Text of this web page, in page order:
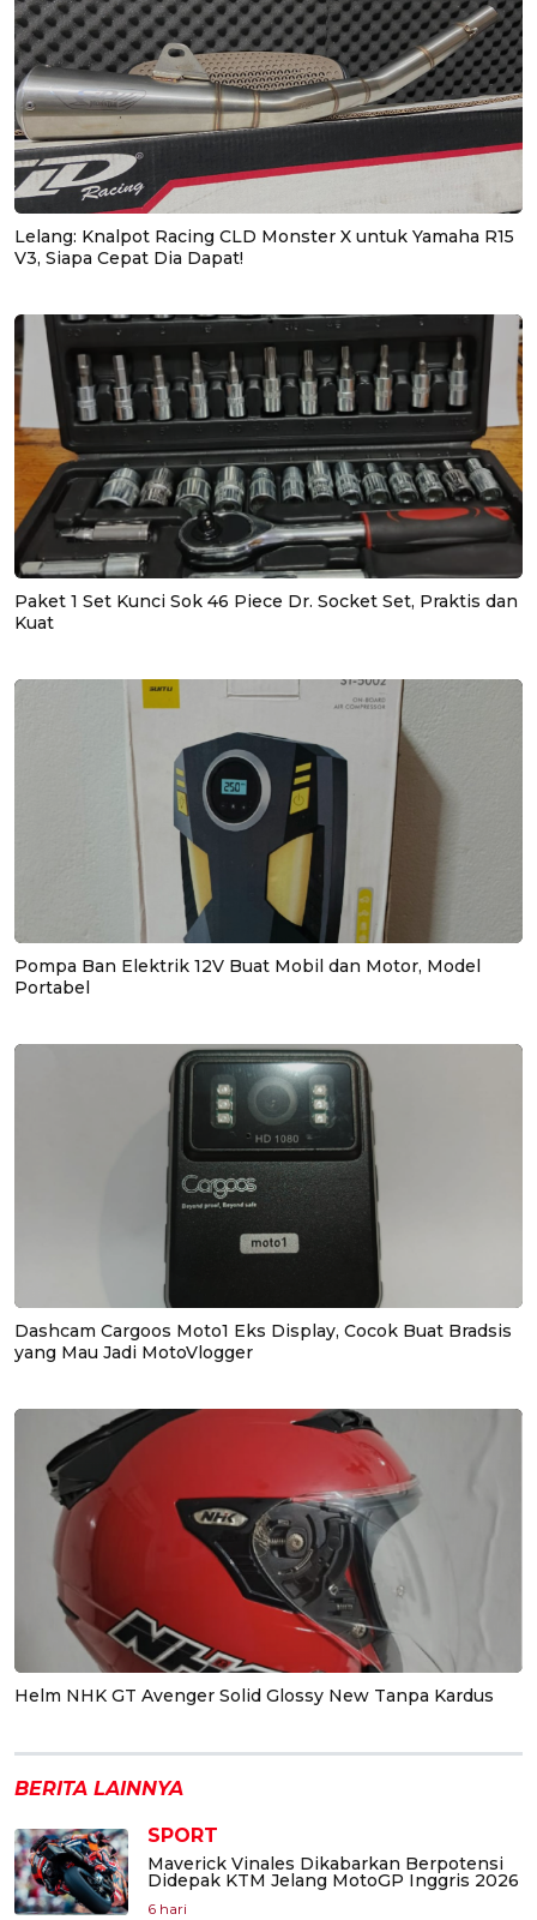
Lelang: Knalpot Racing CLD Monster X untuk Yamaha R15
V3, Siapa Cepat Dia Dapat!
Paket 1 Set Kunci Sok 46 Piece Dr. Socket Set, Praktis dan
Kuat
Pompa Ban Elektrik 12V Buat Mobil dan Motor, Model
Portabel
Dashcam Cargoos Moto1 Eks Display, Cocok Buat Bradsis
yang Mau Jadi MotoVlogger
Helm NHK GT Avenger Solid Glossy New Tanpa Kardus
BERITA LAINNYA
SPORT
Maverick Vinales Dikabarkan Berpotensi
Didepak KTM Jelang MotoGP Inggris 2026
6 hari